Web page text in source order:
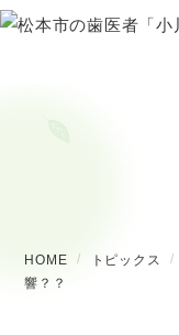
HOME トピックス
響？？